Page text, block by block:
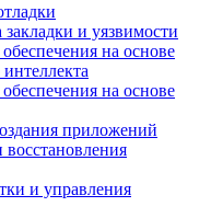
и уязвимости
на основе
на основе
приложений
и управления